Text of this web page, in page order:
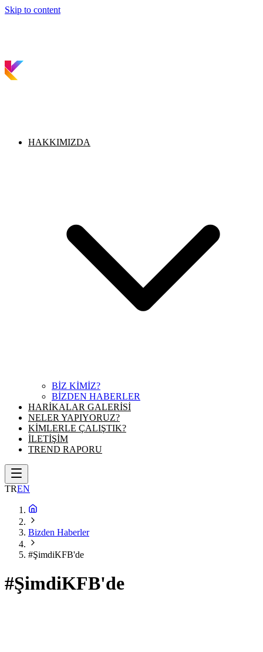
Skip to content
HAKKIMIZDA
BİZ KİMİZ?
BİZDEN HABERLER
HARİKALAR GALERİSİ
NELER YAPIYORUZ?
KİMLERLE ÇALIŞTIK?
İLETİŞİM
TREND RAPORU
TREN
Bizden Haberler
#ŞimdiKFB'de
#ŞimdiKFB'de